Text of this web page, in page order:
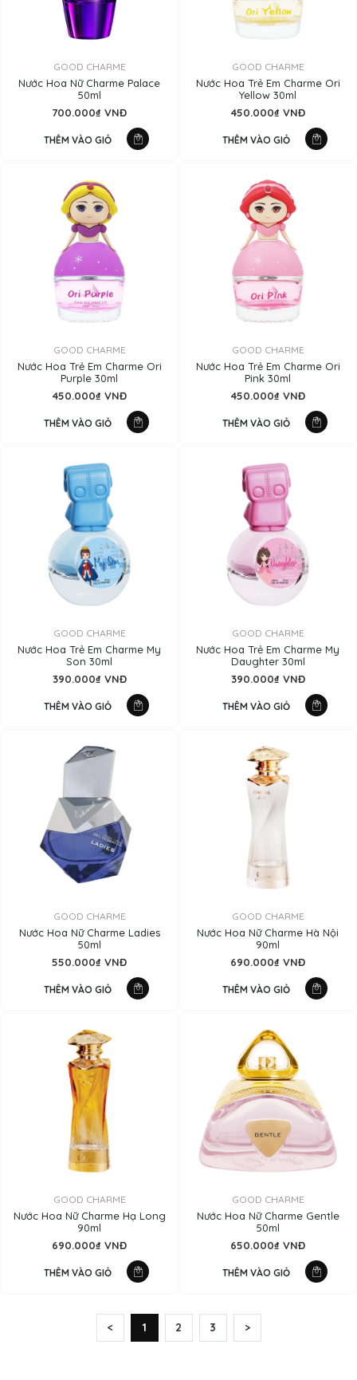
GOOD CHARME
Nước Hoa Nữ Charme Palace
50ml
700.000₫ VNĐ
THÊM VÀO GIỎ
GOOD CHARME
Nước Hoa Trẻ Em Charme Ori
Yellow 30ml
450.000₫ VNĐ
THÊM VÀO GIỎ
GOOD CHARME
Nước Hoa Trẻ Em Charme Ori
Purple 30ml
450.000₫ VNĐ
THÊM VÀO GIỎ
GOOD CHARME
Nước Hoa Trẻ Em Charme Ori
Pink 30ml
450.000₫ VNĐ
THÊM VÀO GIỎ
GOOD CHARME
Nước Hoa Trẻ Em Charme My
Son 30ml
390.000₫ VNĐ
THÊM VÀO GIỎ
GOOD CHARME
Nước Hoa Trẻ Em Charme My
Daughter 30ml
390.000₫ VNĐ
THÊM VÀO GIỎ
GOOD CHARME
Nước Hoa Nữ Charme Ladies
50ml
550.000₫ VNĐ
THÊM VÀO GIỎ
GOOD CHARME
Nước Hoa Nữ Charme Hà Nội
90ml
690.000₫ VNĐ
THÊM VÀO GIỎ
GOOD CHARME
Nước Hoa Nữ Charme Hạ Long
90ml
690.000₫ VNĐ
THÊM VÀO GIỎ
GOOD CHARME
Nước Hoa Nữ Charme Gentle
50ml
650.000₫ VNĐ
THÊM VÀO GIỎ
< 1 2 3 >